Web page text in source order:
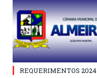
REQUERIMENTOS 2024